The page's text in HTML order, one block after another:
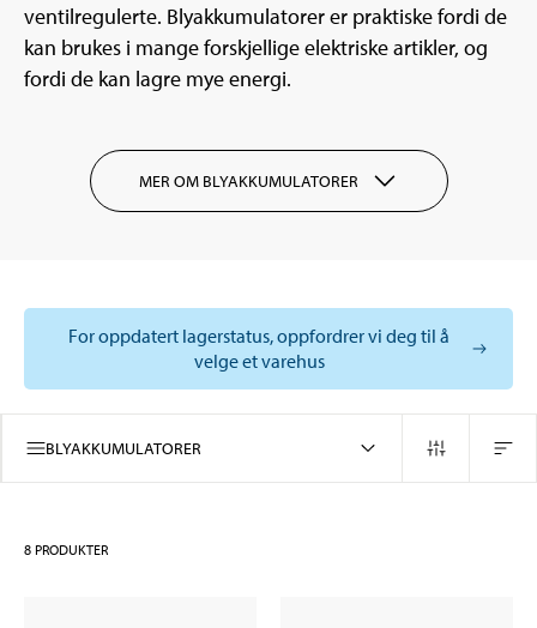
ventilregulerte. Blyakkumulatorer er praktiske fordi de
kan brukes i mange forskjellige elektriske artikler, og
fordi de kan lagre mye energi.
MER OM BLYAKKUMULATORER
For oppdatert lagerstatus, oppfordrer vi deg til å
velge et varehus
BLYAKKUMULATORER
8 PRODUKTER